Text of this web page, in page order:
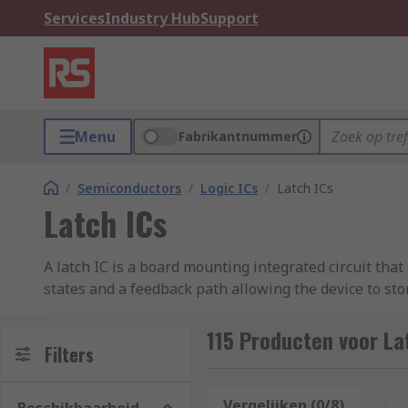
ServicesIndustry HubSupport
Menu Fabrikantnummer
/ Semiconductors / Logic ICs / Latch ICs
Latch ICs
A latch IC is a board mounting integrated circuit
states and a feedback path allowing the device to
What are the different types of Latch IC's?
There are four main types of Latch IC's, SR Latch
Filters 115 Producten voor